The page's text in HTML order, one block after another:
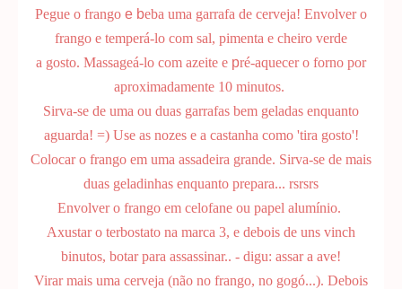
Pegue o frango e beba uma garrafa de cerveja! Envolver o
frango e temperá-lo com sal, pimenta e cheiro verde
a gosto. Massageá-lo com azeite e pré-aquecer o forno por
aproximadamente 10 minutos.
Sirva-se de uma ou duas garrafas bem geladas enquanto
aguarda! =) Use as nozes e a castanha como 'tira gosto'!
Colocar o frango em uma assadeira grande. Sirva-se de mais
duas geladinhas enquanto prepara... rsrsrs
Envolver o frango em celofane ou papel alumínio.
Axustar o terbostato na marca 3, e debois de uns vinch
binutos, botar para assassinar.. - digu: assar a ave!
Virar mais uma cerveja (não no frango, no gogó...). Debois